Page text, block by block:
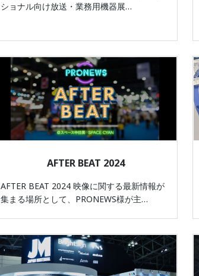
ショナル向け放送・業務用機器展…
AFTER BEAT 2024
AFTER BEAT 2024 映像に関する最新情報が
集まる場所として、PRONEWS様が主…